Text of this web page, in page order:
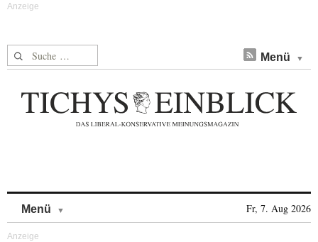
Suche nach: Menü
Menü Fr, 7. Aug 2026